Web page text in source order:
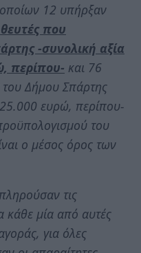
12 υπήρξαν
που
-συνολική αξία
περίπου- και 76
του Δήμου Σπάρτης
ευρώ, περίπου-
του
ο μέσος όρος των
τις
κάθε μία από αυτές
για όλες